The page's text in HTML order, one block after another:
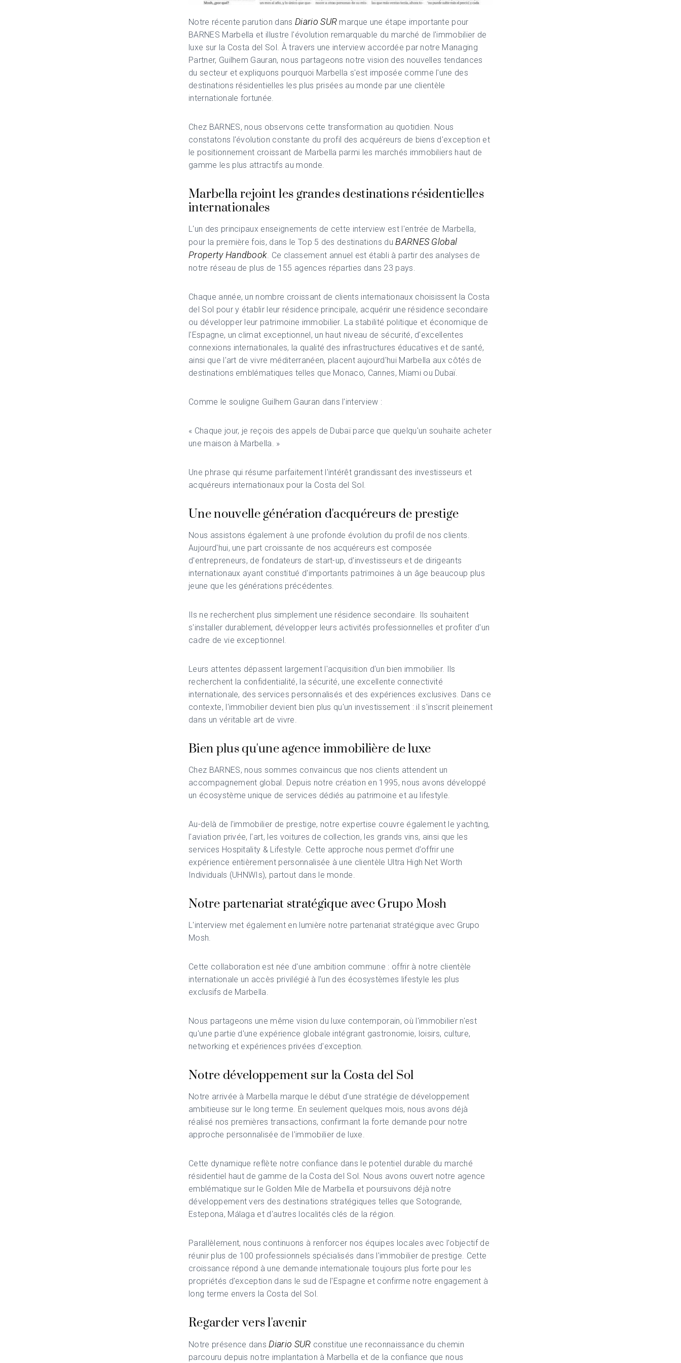
Notre récente parution dans Diario SUR marque une étape importante pour
BARNES Marbella et illustre l'évolution remarquable du marché de l'immobilier de
luxe sur la Costa del Sol. À travers une interview accordée par notre Managing
Partner, Guilhem Gauran, nous partageons notre vision des nouvelles tendances
du secteur et expliquons pourquoi Marbella s'est imposée comme l'une des
destinations résidentielles les plus prisées au monde par une clientèle
internationale fortunée.
Chez BARNES, nous observons cette transformation au quotidien. Nous
constatons l'évolution constante du profil des acquéreurs de biens d'exception et
le positionnement croissant de Marbella parmi les marchés immobiliers haut de
gamme les plus attractifs au monde.
Marbella rejoint les grandes destinations résidentielles
internationales
L'un des principaux enseignements de cette interview est l'entrée de Marbella,
pour la première fois, dans le Top 5 des destinations duBARNES Global
Property Handbook. Ce classement annuel est établi à partir des analyses de
notre réseau de plus de 155 agences réparties dans 23 pays.
Chaque année, un nombre croissant de clients internationaux choisissent la Costa
del Sol pour y établir leur résidence principale, acquérir une résidence secondaire
ou développer leur patrimoine immobilier. La stabilité politique et économique de
l'Espagne, un climat exceptionnel, un haut niveau de sécurité, d'excellentes
connexions internationales, la qualité des infrastructures éducatives et de santé,
ainsi que l'art de vivre méditerranéen, placent aujourd'hui Marbella aux côtés de
destinations emblématiques telles que Monaco, Cannes, Miami ou Dubaï.
Comme le souligne Guilhem Gauran dans l'interview :
« Chaque jour, je reçois des appels de Dubaï parce que quelqu'un souhaite acheter
une maison à Marbella. »
Une phrase qui résume parfaitement l'intérêt grandissant des investisseurs et
acquéreurs internationaux pour la Costa del Sol.
Une nouvelle génération d'acquéreurs de prestige
Nous assistons également à une profonde évolution du profil de nos clients.
Aujourd'hui, une part croissante de nos acquéreurs est composée
d'entrepreneurs, de fondateurs de start-up, d'investisseurs et de dirigeants
internationaux ayant constitué d'importants patrimoines à un âge beaucoup plus
jeune que les générations précédentes.
Ils ne recherchent plus simplement une résidence secondaire. Ils souhaitent
s'installer durablement, développer leurs activités professionnelles et profiter d'un
cadre de vie exceptionnel.
Leurs attentes dépassent largement l'acquisition d'un bien immobilier. Ils
recherchent la confidentialité, la sécurité, une excellente connectivité
internationale, des services personnalisés et des expériences exclusives. Dans ce
contexte, l'immobilier devient bien plus qu'un investissement : il s'inscrit pleinement
dans un véritable art de vivre.
Bien plus qu'une agence immobilière de luxe
Chez BARNES, nous sommes convaincus que nos clients attendent un
accompagnement global. Depuis notre création en 1995, nous avons développé
un écosystème unique de services dédiés au patrimoine et au lifestyle.
Au-delà de l'immobilier de prestige, notre expertise couvre également le yachting,
l'aviation privée, l'art, les voitures de collection, les grands vins, ainsi que les
services Hospitality & Lifestyle. Cette approche nous permet d'offrir une
expérience entièrement personnalisée à une clientèle Ultra High Net Worth
Individuals (UHNWIs), partout dans le monde.
Notre partenariat stratégique avec Grupo Mosh
L'interview met également en lumière notre partenariat stratégique avec Grupo
Mosh.
Cette collaboration est née d'une ambition commune : offrir à notre clientèle
internationale un accès privilégié à l'un des écosystèmes lifestyle les plus
exclusifs de Marbella.
Nous partageons une même vision du luxe contemporain, où l'immobilier n'est
qu'une partie d'une expérience globale intégrant gastronomie, loisirs, culture,
networking et expériences privées d'exception.
Notre développement sur la Costa del Sol
Notre arrivée à Marbella marque le début d'une stratégie de développement
ambitieuse sur le long terme. En seulement quelques mois, nous avons déjà
réalisé nos premières transactions, confirmant la forte demande pour notre
approche personnalisée de l'immobilier de luxe.
Cette dynamique reflète notre confiance dans le potentiel durable du marché
résidentiel haut de gamme de la Costa del Sol. Nous avons ouvert notre agence
emblématique sur le Golden Mile de Marbella et poursuivons déjà notre
développement vers des destinations stratégiques telles que Sotogrande,
Estepona, Málaga et d'autres localités clés de la région.
Parallèlement, nous continuons à renforcer nos équipes locales avec l'objectif de
réunir plus de 100 professionnels spécialisés dans l'immobilier de prestige. Cette
croissance répond à une demande internationale toujours plus forte pour les
propriétés d'exception dans le sud de l'Espagne et confirme notre engagement à
long terme envers la Costa del Sol.
Regarder vers l'avenir
Notre présence dansDiario SUR constitue une reconnaissance du chemin
parcouru depuis notre implantation à Marbella et de la confiance que nous